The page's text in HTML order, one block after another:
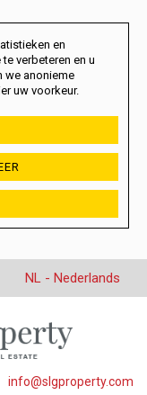
en
verbeteren en u
we anonieme
uw voorkeur.
NL - Nederlands
info@slgproperty.com